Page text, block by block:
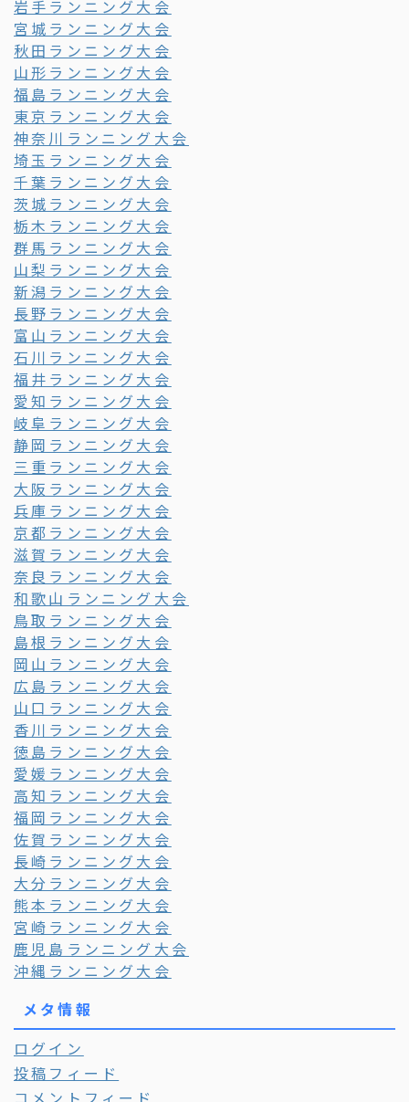
岩手ランニング大会
宮城ランニング大会
秋田ランニング大会
山形ランニング大会
福島ランニング大会
東京ランニング大会
神奈川ランニング大会
埼玉ランニング大会
千葉ランニング大会
茨城ランニング大会
栃木ランニング大会
群馬ランニング大会
山梨ランニング大会
新潟ランニング大会
長野ランニング大会
富山ランニング大会
石川ランニング大会
福井ランニング大会
愛知ランニング大会
岐阜ランニング大会
静岡ランニング大会
三重ランニング大会
大阪ランニング大会
兵庫ランニング大会
京都ランニング大会
滋賀ランニング大会
奈良ランニング大会
和歌山ランニング大会
鳥取ランニング大会
島根ランニング大会
岡山ランニング大会
広島ランニング大会
山口ランニング大会
香川ランニング大会
徳島ランニング大会
愛媛ランニング大会
高知ランニング大会
福岡ランニング大会
佐賀ランニング大会
長崎ランニング大会
大分ランニング大会
熊本ランニング大会
宮崎ランニング大会
鹿児島ランニング大会
沖縄ランニング大会
メタ情報
ログイン
投稿フィード
コメントフィード